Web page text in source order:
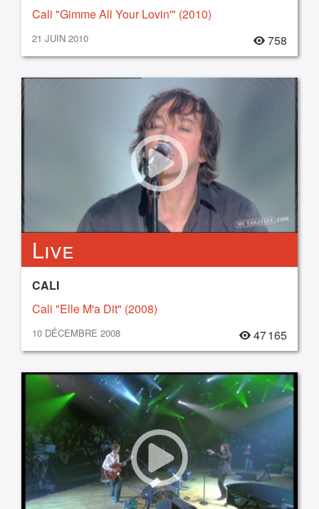
Cali "Gimme All Your Lovin'" (2010)
21 JUIN 2010 758
Live
CALI
Cali "Elle M'a Dit" (2008)
10 DÉCEMBRE 2008 47 165